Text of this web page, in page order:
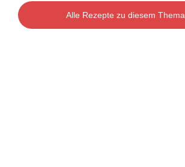
Alle Rezepte zu diesem Thema